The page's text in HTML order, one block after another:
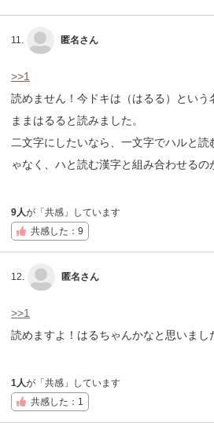
11. 匿名さん
>>1
読めません！今ドキは（はるる）とい
ままはるると読みました。
二文字にしたいなら、一文字でハルと読
ゃなく、ハと読む漢字と組み合わせるの
9人が「共感」しています
共感した：9
12. 匿名さん
>>1
読めますよ！はるちゃんかなと思いまし
1人が「共感」しています
共感した：1